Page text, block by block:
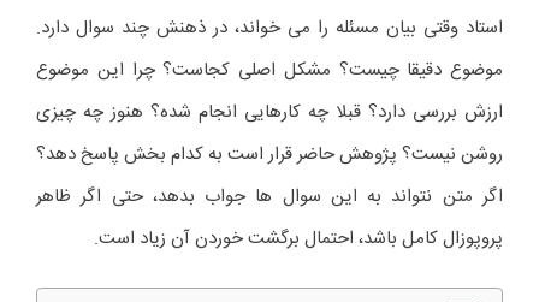
استاد وقتی بیان مسئله را می خواند، در ذهنش چند سوال دارد.
موضوع دقیقا چیست؟ مشکل اصلی کجاست؟ چرا این موضوع
ارزش بررسی دارد؟ قبلا چه کارهایی انجام شده؟ هنوز چه چیزی
روشن نیست؟ پژوهش حاضر قرار است به کدام بخش پاسخ دهد؟
اگر متن نتواند به این سوال ها جواب بدهد، حتی اگر ظاهر
پروپوزال کامل باشد، احتمال برگشت خوردن آن زیاد است.